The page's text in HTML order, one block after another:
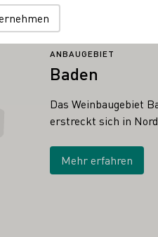
ANBAUGEBIET
Baden
Das Weinbaugebiet
erstreckt sich in
Mehr erfahren